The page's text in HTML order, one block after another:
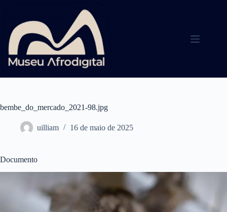
conteúdo
bembe_do_mercado_2021-98.jpg
uilliam 16 de maio de 2025
Documento